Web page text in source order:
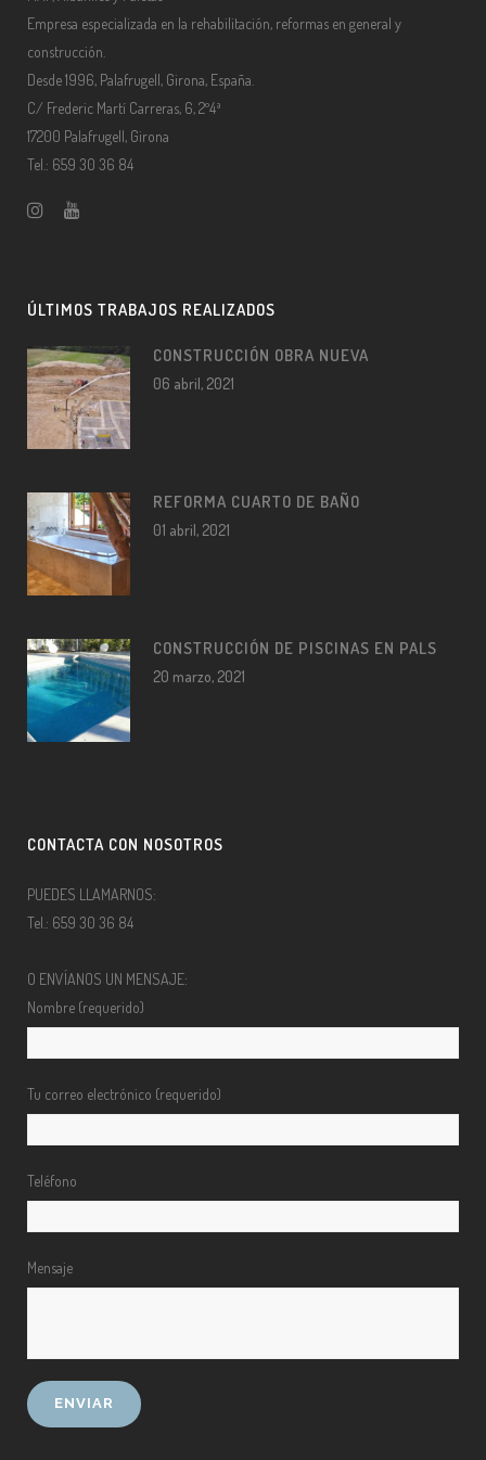
Empresa especializada en la rehabilitación, reformas en general y
construcción.
Desde 1996, Palafrugell, Girona, España.
C/ Frederic Martí Carreras, 6, 2º4ª
17200 Palafrugell, Girona
Tel.: 659 30 36 84
ÚLTIMOS TRABAJOS REALIZADOS
CONSTRUCCIÓN OBRA NUEVA
06 abril, 2021
REFORMA CUARTO DE BAÑO
01 abril, 2021
CONSTRUCCIÓN DE PISCINAS EN PALS
20 marzo, 2021
CONTACTA CON NOSOTROS
PUEDES LLAMARNOS:
Tel.: 659 30 36 84
O ENVÍANOS UN MENSAJE:
Nombre (requerido)
Tu correo electrónico (requerido)
Teléfono
Mensaje